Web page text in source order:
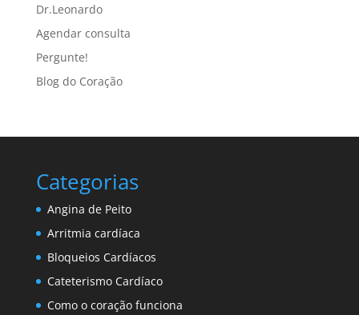
Dr.Leonardo
Agendar consulta
Pergunte!
Blog do Coração
Categorias
Angina de Peito
Arritmia cardíaca
Bloqueios Cardíacos
Cateterismo Cardíaco
Como o coração funciona